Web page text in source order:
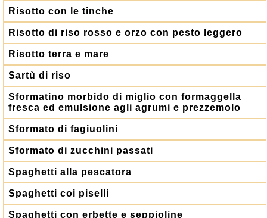
Risotto con le tinche
Risotto di riso rosso e orzo con pesto leggero
Risotto terra e mare
Sartù di riso
Sformatino morbido di miglio con formaggella
fresca ed emulsione agli agrumi e prezzemolo
Sformato di fagiuolini
Sformato di zucchini passati
Spaghetti alla pescatora
Spaghetti coi piselli
Spaghetti con erbette e seppioline